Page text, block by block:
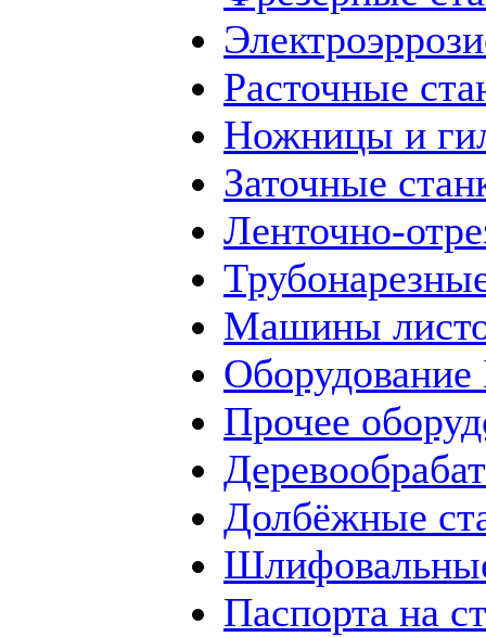
Расточные
Ножницы и
Заточные
Ленточно-
Машины
Прочее
Долбёжные
Паспорта на